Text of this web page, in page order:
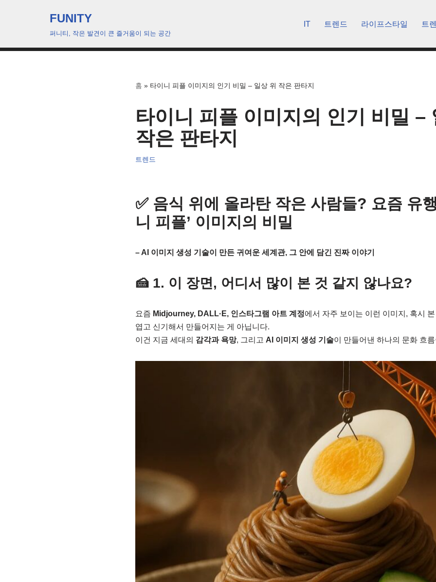
츠
FUNITY
퍼니티, 작은 발견이 큰 즐거움이 되는 공간
IT 트렌드 라이프스타일 트
홈 » 타이니 피플 이미지의 인기 비밀 – 일상 위 작은 판타지
타이니 피플 이미지의 인기 비밀 –
작은 판타지
트렌드
✅ 음식 위에 올라탄 작은 사람들? 요즘 유
니 피플’ 이미지의 비밀
– AI 이미지 생성 기술이 만든 귀여운 세계관, 그 안에 담긴 진짜 이야기
🍰 1. 이 장면, 어디서 많이 본 것 같지 않나요?
요즘 Midjourney, DALL·E, 인스타그램 아트 계정에서 자주 보이는 이런 이미지, 혹시
엽고 신기해서 만들어지는 게 아닙니다.
이건 지금 세대의 감각과 욕망, 그리고 AI 이미지 생성 기술이 만들어낸 하나의 문화 흐